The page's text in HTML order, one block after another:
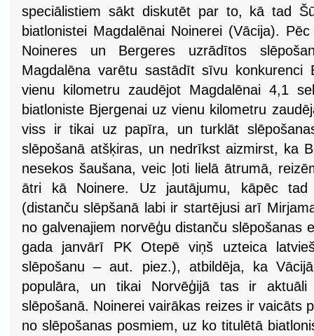
speciālistiem sākt diskutēt par to, kā tad
biatlonistei Magdalēnai Noinerei (Vācija).
Noineres un Bergeres uzrādītos
Magdalēna varētu sastādīt sīvu konkurenci
vienu kilometru zaudējot Magdalēnai 4,1
biatloniste Bjergenai uz vienu kilometru
viss ir tikai uz papīra, un turklāt
slēpošanā atšķiras, un nedrīkst aizmirst, ka
nesekos šaušana, veic ļoti lielā ātrumā,
ātri kā Noinere. Uz jautājumu, kāpēc tad
(distanču slēpšanā labi ir startējusi arī
no galvenajiem norvēģu distanču slēpošanas
gada janvārī PK Otepē viņš uzteica
slēpošanu – aut. piez.), atbildēja, ka
populāra, un tikai Norvēģijā tas ir aktuāli
slēpošanā. Noinerei vairākas reizes ir vaicāts
no slēpošanas posmiem, uz ko titulētā